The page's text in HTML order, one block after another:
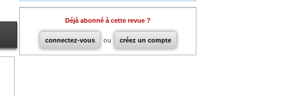
Déjà abonné à cette revue ?
connectez-vous ou créez un compte